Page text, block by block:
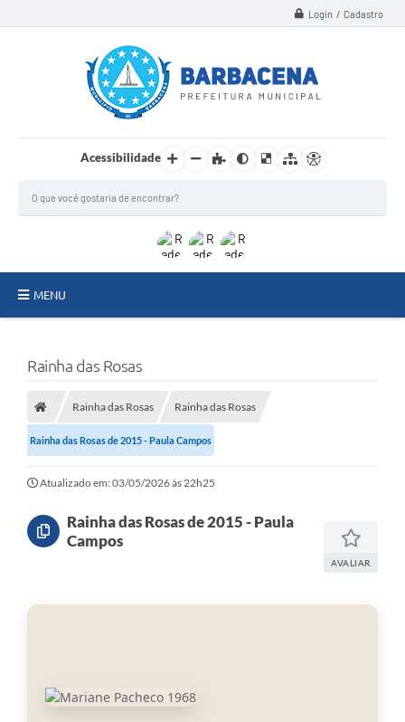
Login / Cadastro
Acessibilidade
MENU
Secretarias
Meio Ambiente
EDOB
Ouvidoria
Transparência
Serviços
Rainha das Rosas
Rainha das Rosas Rainha das Rosas
Rainha das Rosas de 2015 - Paula Campos
Atualizado em: 03/05/2026 às 22h25
Rainha das Rosas de 2015 - Paula
Campos
AVALIAR